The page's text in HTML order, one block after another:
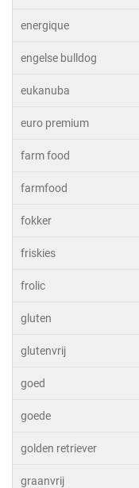
energique
engelse bulldog
eukanuba
euro premium
farm food
farmfood
fokker
friskies
frolic
gluten
glutenvrij
goed
goede
golden retriever
graanvrij